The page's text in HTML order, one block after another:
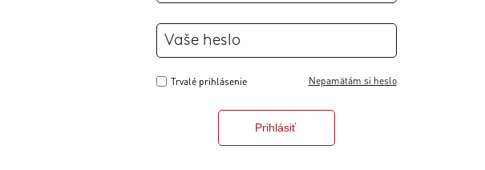
Trvalé prihlásenie Nepamätám si heslo
Prihlásiť